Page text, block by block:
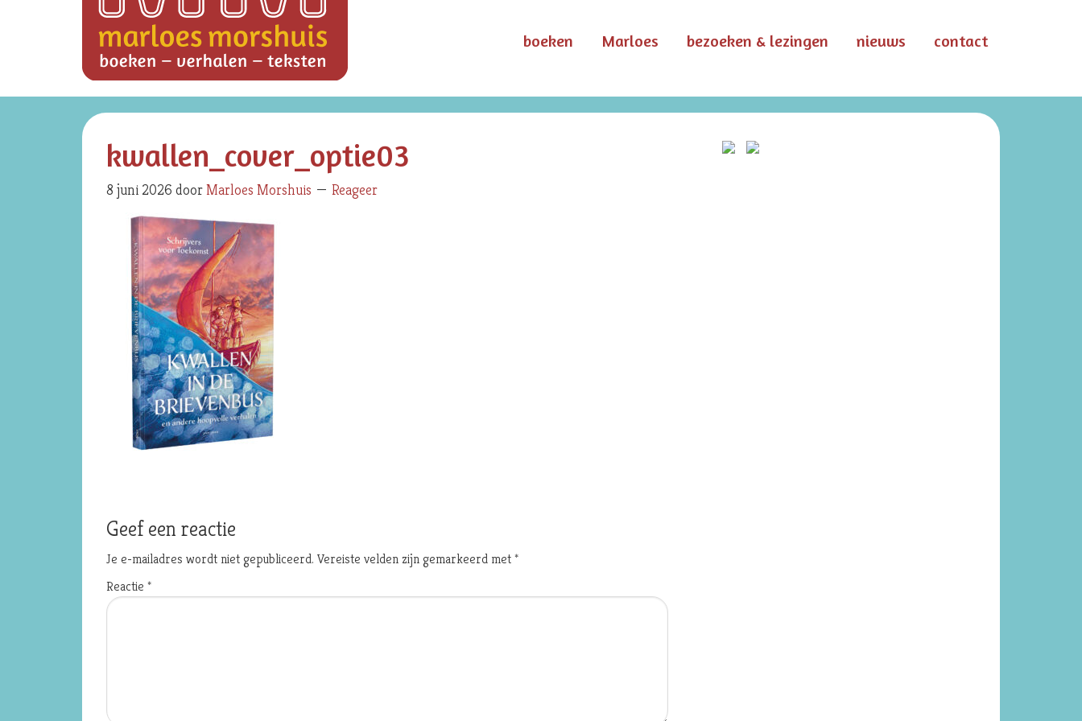
boeken Marloes bezoeken & lezingen nieuws contact
kwallen_cover_optie03
8 juni 2026 doorMarloes Morshuis Reageer
Geef een reactie
Je e-mailadres wordt niet gepubliceerd. Vereiste velden zijn gemarkeerd met*
Reactie *